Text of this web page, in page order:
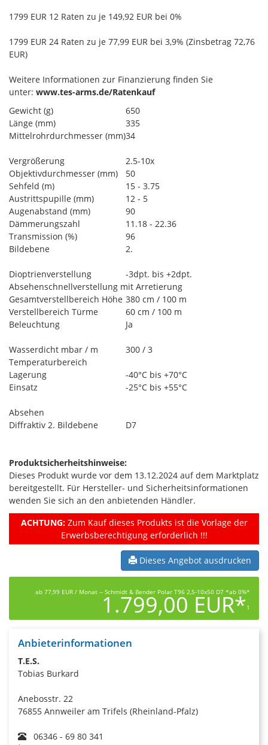
1799 EUR 12 Raten zu je 149,92 EUR bei 0%
1799 EUR 24 Raten zu je 77,99 EUR bei 3,9% (Zinsbetrag 72,76
EUR)
Weitere Informationen zur Finanzierung finden Sie
unter: www.tes-arms.de/Ratenkauf
Gewicht (g)
650
Länge (mm)
335
Mittelrohrdurchmesser (mm)34
Vergrößerung
2.5-10x
Objektivdurchmesser (mm)
50
Sehfeld (m)
15 - 3.75
Austrittspupille (mm)
12 - 5
Augenabstand (mm)
90
Dämmerungszahl
11.18 - 22.36
Transmission (%)
96
Bildebene
2.
Dioptrienverstellung
-3dpt. bis +2dpt.
Absehenschnellverstellung mit Arretierung
Gesamtverstellbereich Höhe 380 cm / 100 m
Verstellbereich Türme
60 cm / 100 m
Beleuchtung
Ja
Wasserdicht mbar / m
300 / 3
Temperaturbereich
Lagerung
-40°C bis +70°C
Einsatz
-25°C bis +55°C
Absehen
Diffraktiv 2. Bildebene
D7
Produktsicherheitshinweise:
Dieses Produkt wurde vor dem 13.12.2024 auf dem Marktplatz
bereitgestellt. Für Hersteller- und Sicherheitsinformationen
wenden Sie sich an den anbietenden Händler.
ACHTUNG:Zum Kauf dieses Produkts ist die Vorlage der
Erwerbsberechtigung erforderlich !!!
Dieses Angebot ausdrucken
ab 77,99 EUR / Monat -- Schmidt & Bender Polar T96 2,5-10x50 D7 *ab 0%*
1.799,00 EUR*1
Anbieterinformationen
T.E.S.
Tobias Burkard
Anebosstr. 22
76855 Annweiler am Trifels (Rheinland-Pfalz)
06346 - 69 80 341